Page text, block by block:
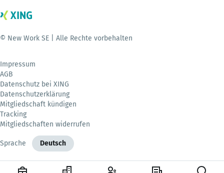
© New Work SE | Alle Rechte vorbehalten
Impressum
AGB
Datenschutz bei XING
Datenschutzerklärung
Mitgliedschaft kündigen
Tracking
Mitgliedschaften widerrufen
Sprache Deutsch